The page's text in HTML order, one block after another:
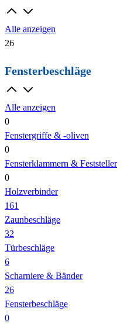
Alle anzeigen
26
Fensterbeschläge
Alle anzeigen
0
Fenstergriffe & -oliven
0
Fensterklammern & Feststeller
0
Holzverbinder
161
Zaunbeschläge
32
Türbeschläge
6
Scharniere & Bänder
26
Fensterbeschläge
0